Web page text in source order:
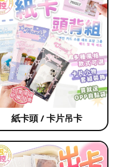
紙卡頭 / 卡片吊卡